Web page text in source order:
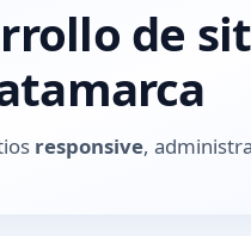
de
responsive,